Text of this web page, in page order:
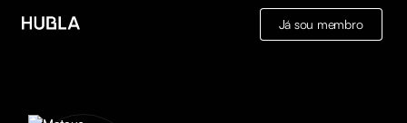
Já sou membro